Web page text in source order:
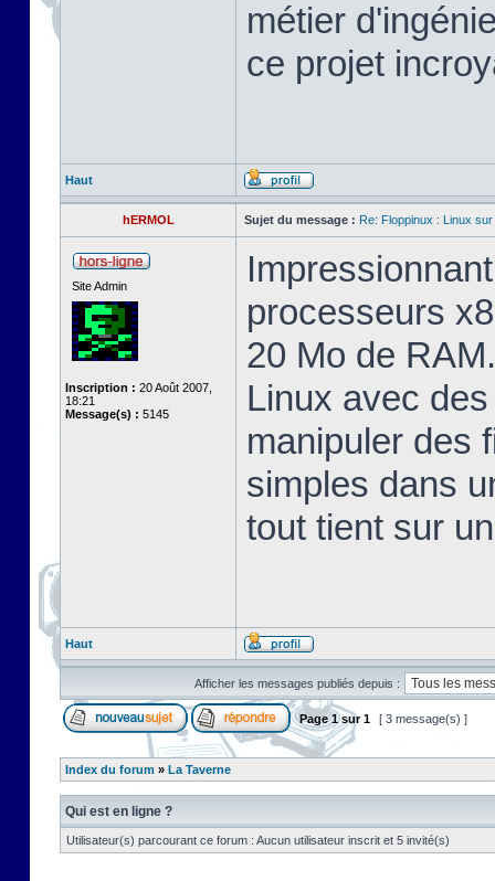
métier
ce projet
Haut
hERMOL Sujet du message : Re: Floppinux : Linux
Site Admin
Inscription : 20 Août 2007,
18:21
Message(s) : 5145
processeurs
20 Mo de
Linux avec
manipuler des
simples dans
tout tient sur
Haut
Afficher les messages publiés depuis :
Page1sur1 [ 3 message(s) ]
Index du forum » La Taverne
Qui est en ligne ?
Utilisateur(s) parcourant ce forum : Aucun utilisateur inscrit et 5 invité(s)